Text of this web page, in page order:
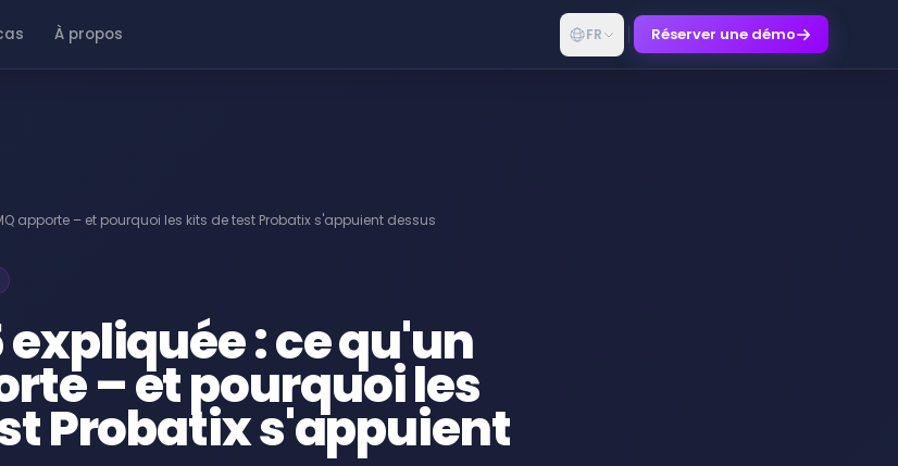
À propos FR Réserver une démo
apporte – et pourquoi les kits de test Probatix s'appuient dessus
expliquée : ce qu'un
– et pourquoi les
Probatix s'appuient